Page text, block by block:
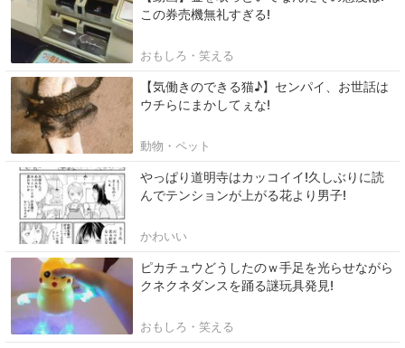
この券売機無礼すぎる!
おもしろ・笑える
【気働きのできる猫♪】センパイ、お世話は
ウチらにまかしてぇな!
動物・ペット
やっぱり道明寺はカッコイイ!久しぶりに読
んでテンションが上がる花より男子!
かわいい
ピカチュウどうしたのｗ手足を光らせながら
クネクネダンスを踊る謎玩具発見!
おもしろ・笑える